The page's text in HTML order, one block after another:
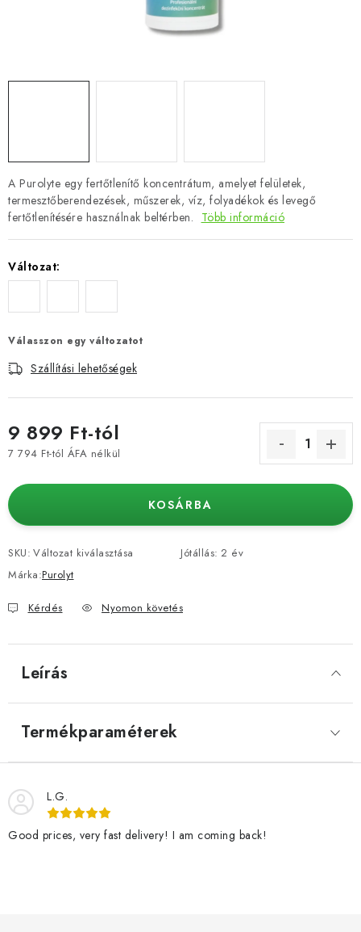
A Purolyte egy fertőtlenítő koncentrátum, amelyet felületek,
termesztőberendezések, műszerek, víz, folyadékok és levegő
fertőtlenítésére használnak beltérben. Több információ
Változat:
Válasszon egy változatot
Szállítási lehetőségek
9 899 Ft-tól
7 794 Ft-tól ÁFA nélkül
KOSÁRBA
SKU: Változat kiválasztása
Márka:Purolyt
Jótállás: 2 év
Kérdés Nyomon követés
Leírás
Termékparaméterek
L.G.
Good prices, very fast delivery! I am coming back!